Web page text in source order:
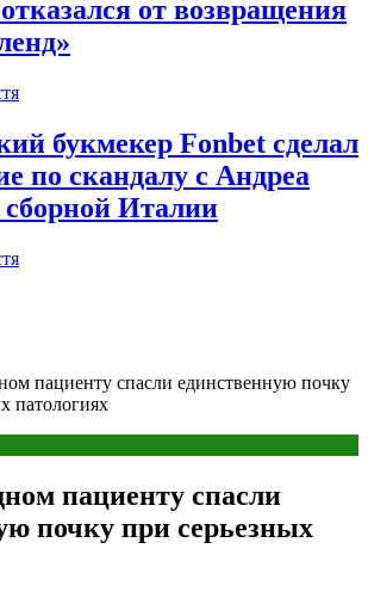
от возвращения
букмекер Fonbet сделал
по скандалу с Андреа
Италии
пациенту спасли единственную почку
патологиях
пациенту спасли
почку при серьезных